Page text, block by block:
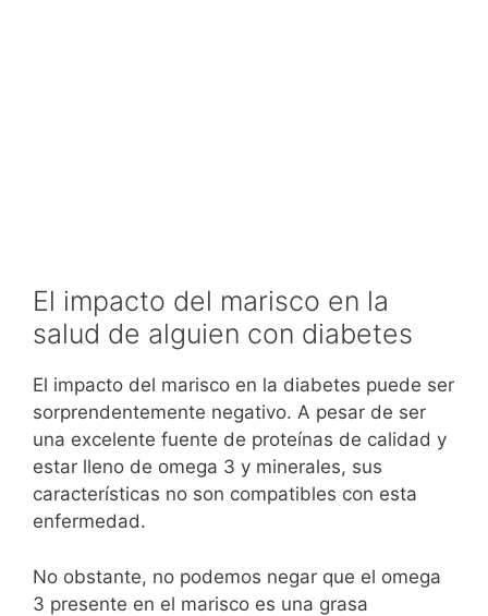
El impacto del marisco en la
salud de alguien con diabetes
El impacto del marisco en la diabetes puede ser
sorprendentemente negativo. A pesar de ser
una excelente fuente de proteínas de calidad y
estar lleno de omega 3 y minerales, sus
características no son compatibles con esta
enfermedad.
No obstante, no podemos negar que el omega
3 presente en el marisco es una grasa